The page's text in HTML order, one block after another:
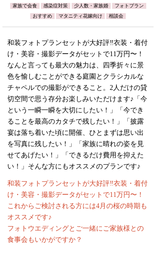
家族で会食 感染症対策 少人数・家族婚
フォトプラン
おすすめ
マタニティ花嫁向け 相談会
和装フォトプランセットが大好評‼︎衣装・着付
け・美容・撮影データがセットで11万円〜！
なんと言っても最大の魅力は、四季折々に景
色を愉しむことができる庭園とクラシカルな
チャペルでの撮影ができること。2人だけの貸
切空間で思う存分お楽しみいただけます♪「今
という一瞬一瞬を大切にしたい！」「今でき
ることを最高のカタチで残したい！」「披露
宴は落ち着いた頃に開催、ひとまずは思い出
を写真に残したい！」「家族に晴れの姿を見
せてあげたい！」「できるだけ費用を抑えた
い！」そんな方にもオススメのプランです♪
和装フォトプランセットが大好評‼︎衣装・着付
け・美容・撮影データがセットで11万円〜！
これからご検討される方には4月の桜の時期も
オススメです♪
フォトウエディングとご一緒にご家族様との
食事会もいかがですか？